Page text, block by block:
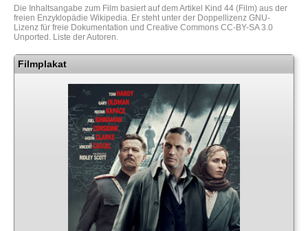
Die Inhaltsangabe zum Film basiert auf dem Artikel Kind 44 (Film) aus der
freien Enzyklopädie Wikipedia . Er steht unter der Doppellizenz GNU-
Lizenz für freie Dokumentation und Creative Commons CC-BY-SA 3.0
Unported Liste der Autoren
Filmplakat